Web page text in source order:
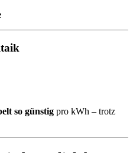
so günstig pro kWh – trotz